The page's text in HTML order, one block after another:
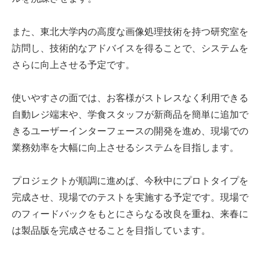
また、東北大学内の高度な画像処理技術を持つ研究室を
訪問し、技術的なアドバイスを得ることで、システムを
さらに向上させる予定です。
使いやすさの面では、お客様がストレスなく利用できる
自動レジ端末や、学食スタッフが新商品を簡単に追加で
きるユーザーインターフェースの開発を進め、現場での
業務効率を大幅に向上させるシステムを目指します。
プロジェクトが順調に進めば、今秋中にプロトタイプを
完成させ、現場でのテストを実施する予定です。現場で
のフィードバックをもとにさらなる改良を重ね、来春に
は製品版を完成させることを目指しています。